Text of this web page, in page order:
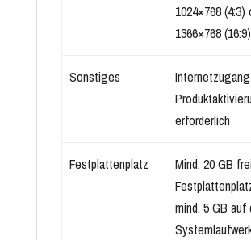
1024×768 (4:3)
1366×768 (16:9)
Sonstiges
erforderlich
Festplattenplatz
Mind. 20 GB
mind. 5 GB auf